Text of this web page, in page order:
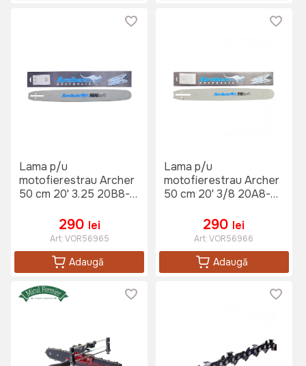
Lama p/u
motofierestrau Archer
50 cm 20' 3.25 20B8-
290 lei
Art:VOR56965
Adaugă
Lama p/u
motofierestrau Archer
50 cm 20' 3/8 20A8-
290 lei
Art:VOR56966
Adaugă